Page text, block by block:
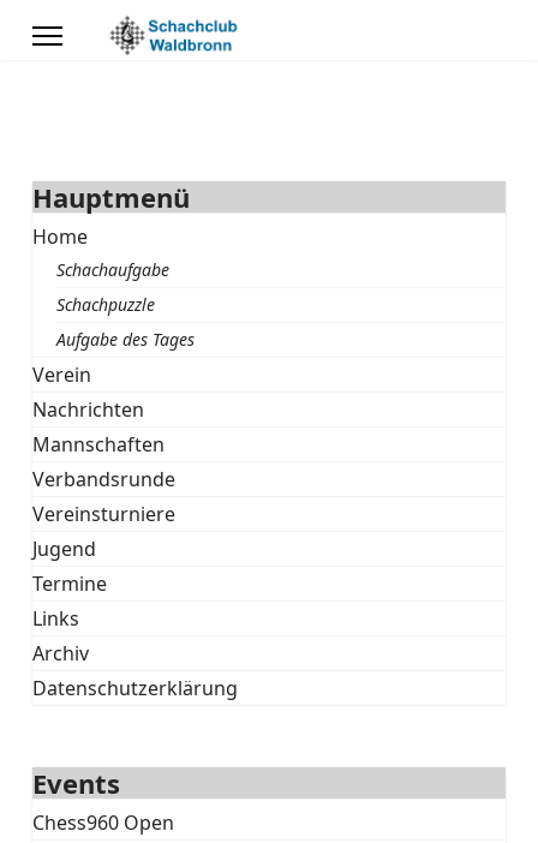
Hauptmenü
Home
Schachaufgabe
Schachpuzzle
Aufgabe des Tages
Verein
Nachrichten
Mannschaften
Verbandsrunde
Vereinsturniere
Jugend
Termine
Links
Archiv
Datenschutzerklärung
Events
Chess960 Open